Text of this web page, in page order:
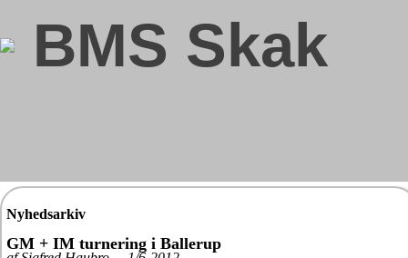
BMS Skak
Nyhedsarkiv
GM + IM turnering i Ballerup